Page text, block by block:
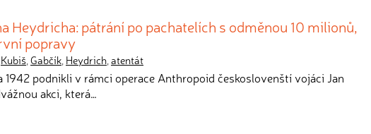
Heydricha: pátrání po pachatelích s odměnou 10 milionů,
popravy
Kubiš,Gabčík, Heydrich,atentát
1942 podnikli v rámci operace Anthropoid českoslovenští vojáci Jan
akci, která…